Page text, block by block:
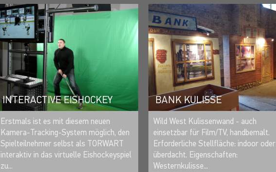
INTERACTIVE EISHOCKEY
MERKEN
Erstmals ist es mit diesem neuen
Kamera-Tracking-System möglich, den
Spielteilnehmer selbst als TORWART
interaktiv in das virtuelle Eishockeyspiel
zu...
BANK KULISSE
MERKEN
Wild West Kulissenwand - auch
einsetzbar für Film/TV, handbemalt.
Erforderliche Stellfläche: indoor oder
überdacht. Eigenschaften:
Westernkulisse...